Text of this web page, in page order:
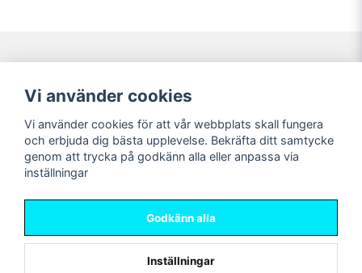
Navigering
Nyheter!
Förbeställning
Mitt konto
Logga in
Registrera dig
Glömt lösenord?
Sociala medier
Vi använder cookies
Vi använder cookies för att vår webbplats skall fungera
och erbjuda dig bästa upplevelse. Bekräfta ditt samtycke
genom att trycka på godkänn alla eller anpassa via
inställningar
Godkänn alla
Inställningar